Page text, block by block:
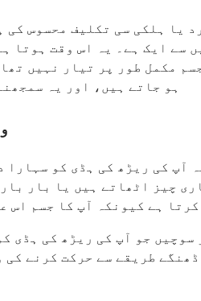
یا ہلکی سی تکلیف محسوس
سے ایک ہے۔ یہ اس وقت
مکمل طور پر تیار نہیں
ہو جاتے ہیں، اور یہ
آپ کی ریڑھ کی ہڈی کو
چیز اٹھاتے ہیں یا بار
ہے کیونکہ آپ کا جسم اس
جو آپ کی ریڑھ کی
طریقے سے حرکت کرنے